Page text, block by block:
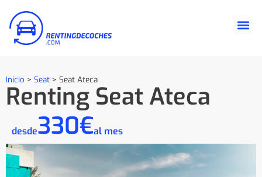
Inicio > Seat > Seat Ateca
Renting Seat Ateca
desde330€al mes